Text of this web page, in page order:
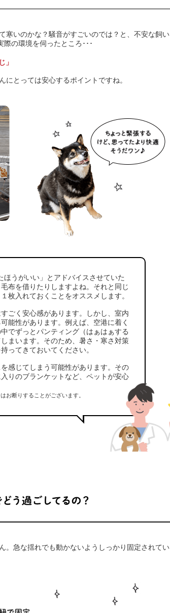
寒いのかな？騒音がすごいのでは？と、不安な飼い
の環境を伺ったところ･･･
」
とっては安心するポイントですね。
うがいい」とアドバイスさせていた
布を借りたりしますよね。それと同じ
枚入れておくことをオススメします。
ごく安心感があります。しかし、室内
能性があります。例えば、空港に着く
でずっとパンティング（はぁはぁする
まいます。そのため、暑さ・寒さ対策
ってきておいてください。
感じてしまう可能性があります。その
りのブランケットなど、ペットが安心
お断りすることがございます。
。急な揺れでも動かないようしっかり固定されてい